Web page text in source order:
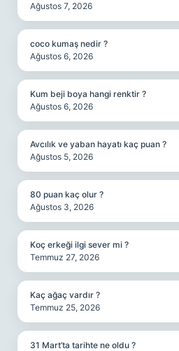
Ağustos 7, 2026
coco kumaş nedir ?
Ağustos 6, 2026
Kum beji boya hangi renktir ?
Ağustos 6, 2026
Avcılık ve yaban hayatı kaç puan ?
Ağustos 5, 2026
80 puan kaç olur ?
Ağustos 3, 2026
Koç erkeği ilgi sever mi ?
Temmuz 27, 2026
Kaç ağaç vardır ?
Temmuz 25, 2026
31 Mart’ta tarihte ne oldu ?